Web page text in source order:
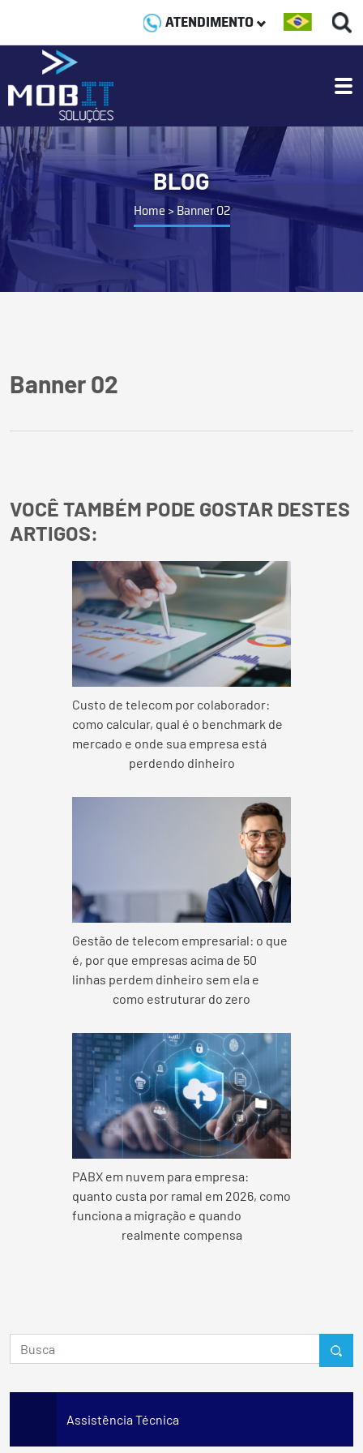
ATENDIMENTO
BLOG
Home >Banner 02
Banner 02
VOCÊ TAMBÉM PODE GOSTAR DESTES
ARTIGOS:
Custo de telecom por colaborador:
como calcular, qual é o benchmark de
mercado e onde sua empresa está
perdendo dinheiro
Gestão de telecom empresarial: o que
é, por que empresas acima de 50
linhas perdem dinheiro sem ela e
como estruturar do zero
PABX em nuvem para empresa:
quanto custa por ramal em 2026, como
funciona a migração e quando
realmente compensa
Assistência Técnica